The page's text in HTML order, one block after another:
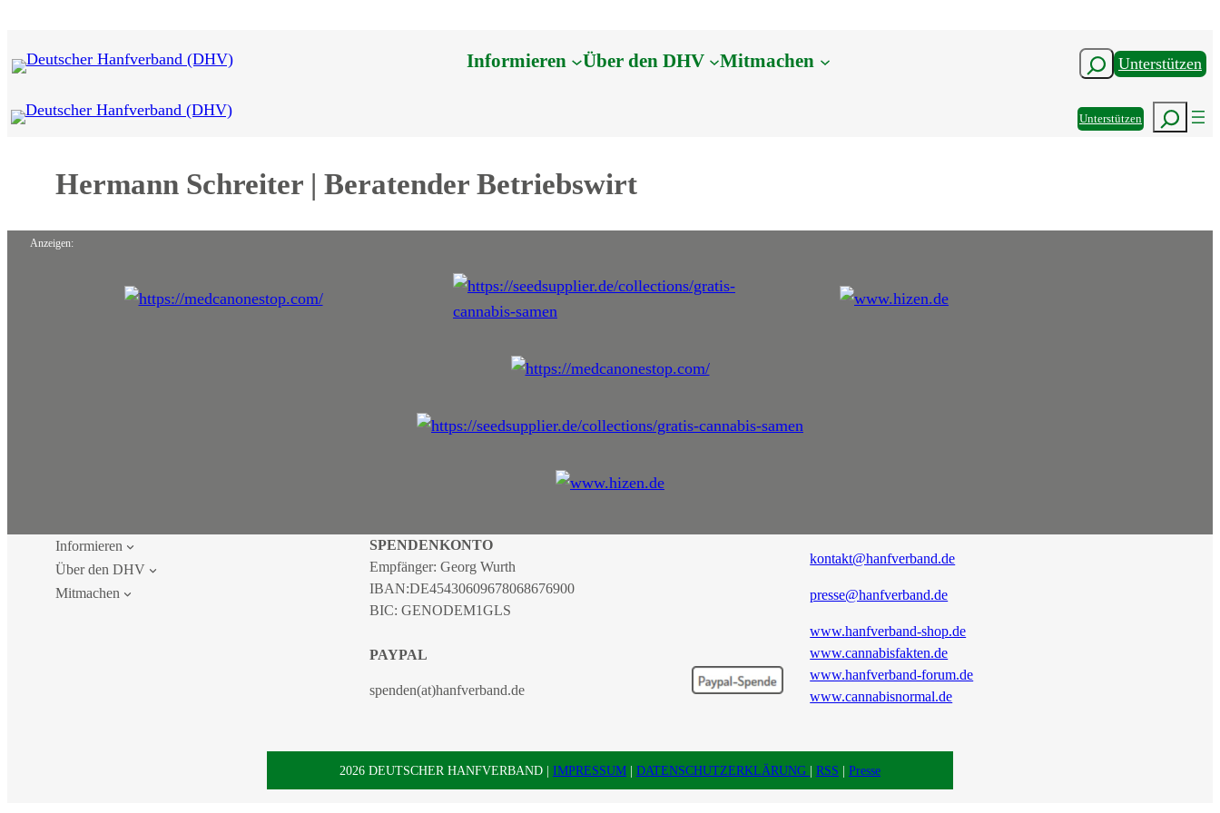
springen
Informieren Über den DHV Mitmachen SuchenUnterstützen
UnterstützenSuchen
Hermann Schreiter | Beratender Betriebswirt
Anzeigen:
Informieren
Über den DHV
Mitmachen
SPENDENKONTO
Empfänger: Georg Wurth
IBAN:DE45430609678068676900
BIC: GENODEM1GLS
PAYPAL
spenden(at)hanfverband.de
kontakt@hanfverband.de
presse@hanfverband.de
www.hanfverband-shop.de
www.cannabisfakten.de
www.hanfverband-forum.de
www.cannabisnormal.de
2026 DEUTSCHER HANFVERBAND | IMPRESSUM | DATENSCHUTZERKLÄRUNG | RSS | Presse